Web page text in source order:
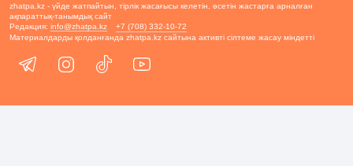
zhatpa.kz - үйде жатпайтын, тірлік жасағысы келетін, өсетін жастарға арналған
ақпараттық-танымдық сайт
Редакция: info@zhatpa.kz
+7 (708) 332-10-72
Материалдарды қолданғанда zhatpa.kz сайтына активті сілтеме жасау міндетті